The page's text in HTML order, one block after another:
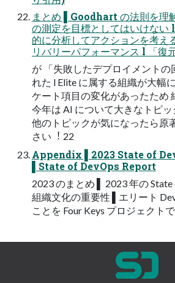
まとめ ▌Goodhart の法則を理
の測定を⽬標としてはいけない
的に分析してアクションを考え
リバリーパフォーマンス l 「復
が 「失敗したデプロイメントの
れた l Elite に属する組織が⼤幅
ケート項⽬の変化があったため
今年は AI について⼤きなトピ
他のトピックが気になったら原
さい︕ 22
Appendix ▌2023 State of
▌State of DevOps Report
2023 のまとめ ▌ 2023 年の
組織⽂化の重要性 ▌エリート
ことを Four Keys プロジェクト